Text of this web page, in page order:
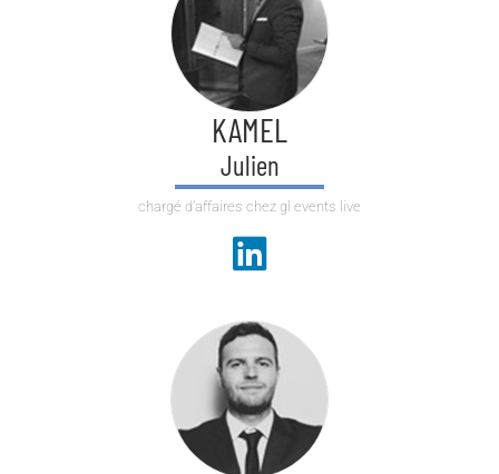
KAMEL
Julien
chargé d’affaires chez gl events live